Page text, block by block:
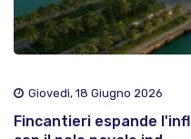
Giovedì, 18 Giugno 2026
Fincantieri espande